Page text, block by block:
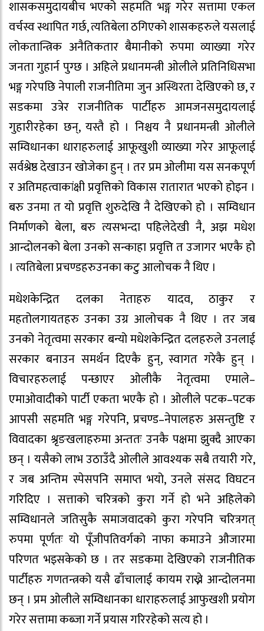
शासकसमुदायबीच भएको सहमति भङ्ग गरेर सत्तामा एकल
वर्चस्व स्थापित गर्छ, त्यतिबेला ठगिएको शासकहरुले यसलाई
लोकतान्त्रिक अनैतिकतार बैमानीको रुपमा व्याख्या गरेर
जनता गुहार्न पुग्छ । अहिले प्रधानमन्त्री ओलीले प्रतिनिधिसभा
भङ्ग गरेपछि नेपाली राजनीतिमा जुन अस्थिरता देखिएको छ, र
सडकमा उत्रेर राजनीतिक पार्टीहरु आमजनसमुदायलाई
गुहारीरहेका छन्, यस्तै हो । निश्चय नै प्रधानमन्त्री ओलीले
सम्विधानका धाराहरुलाई आफूखुशी व्याख्या गरेर आफूलाई
सर्वश्रेष्ठ देखाउन खोजेका हुन् । तर प्रम ओलीमा यस सनकपूर्ण
र अतिमहत्वाकांक्षी प्रवृत्तिको विकास रातारात भएको होइन ।
बरु उनमा त यो प्रवृत्ति शुरुदेखि नै देखिएको हो । सम्विधान
निर्माणको बेला, बरु त्यसभन्दा पहिलेदेखी नै, अझ मधेश
आन्दोलनको बेला उनको सन्काहा प्रवृत्ति त उजागर भएकै हो
। त्यतिबेला प्रचण्डहरुउनका कटु आलोचक नै थिए ।
मधेशकेन्द्रित दलका नेताहरु यादव, ठाकुर र
महतोलगायतहरु उनका उग्र आलोचक नै थिए । तर जब
उनको नेतृत्वमा सरकार बन्यो मधेशकेन्द्रित दलहरुले उनलाई
सरकार बनाउन समर्थन दिएकै हुन्, स्वागत गरेकै हुन् ।
विचारहरुलाई पन्छाएर ओलीकै नेतृत्वमा एमाले–
एमाओवादीको पार्टी एकता भएकै हो । ओलीले पटक–पटक
आपसी सहमति भङ्ग गरेपनि, प्रचण्ड–नेपालहरु असन्तुष्टि र
विवादका श्रृङखलाहरुमा अन्ततः उनकै पक्षमा झुक्दै आएका
छन् । यसैको लाभ उठाउँदै ओलीले आवश्यक सबै तयारी गरे,
र जब अन्तिम स्पेसपनि समाप्त भयो, उनले संसद विघटन
गरिदिए । सत्ताको चरित्रको कुरा गर्ने हो भने अहिलेको
सम्विधानले जतिसुकै समाजवादको कुरा गरेपनि चरित्रगत्
रुपमा पूर्णतः यो पूँजीपतिवर्गको नाफा कमाउने औजारमा
परिणत भइसकेको छ । तर सडकमा देखिएको राजनीतिक
पार्टीहरु गणतन्त्रको यसै ढाँचालाई कायम राख्ने आन्दोलनमा
छन् । प्रम ओलीले सम्विधानका धाराहरुलाई आफुखशी प्रयोग
गरेर सत्तामा कब्जा गर्ने प्रयास गरिरहेको सत्य हो ।